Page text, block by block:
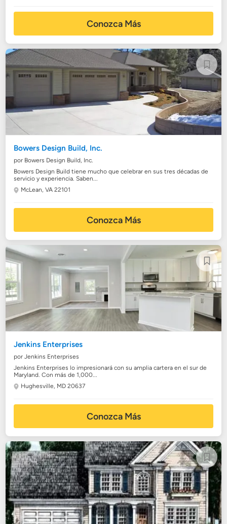
Conozca Más
Bowers Design Build, Inc.
por Bowers Design Build, Inc.
Bowers Design Build tiene mucho que celebrar en sus tres décadas de
servicio y experiencia. Saben...
McLean, VA 22101
Conozca Más
Jenkins Enterprises
por Jenkins Enterprises
Jenkins Enterprises lo impresionará con su amplia cartera en el sur de
Maryland. Con más de 1,000...
Hughesville, MD 20637
Conozca Más